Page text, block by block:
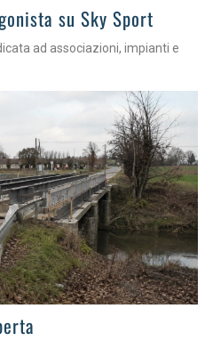
su Sky Sport
ad associazioni, impianti e